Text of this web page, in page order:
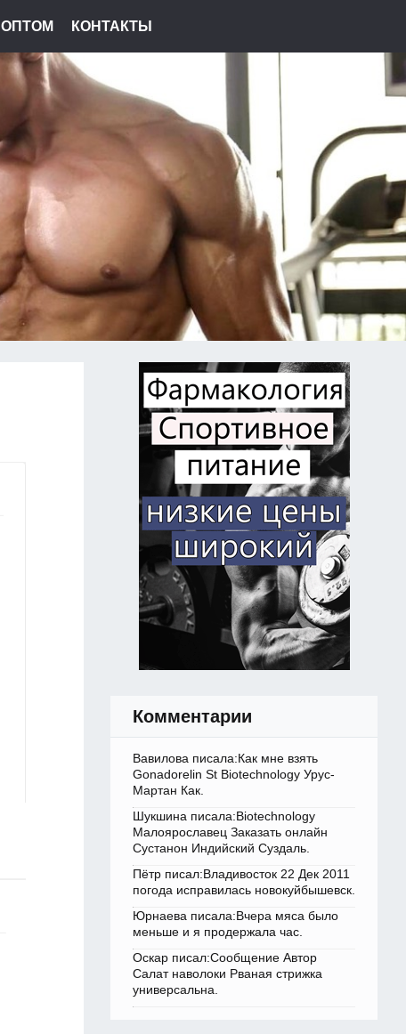
ОПТОМ КОНТАКТЫ
Комментарии
Вавилова писала:Как мне взять
Gonadorelin St Biotechnology Урус-
Мартан Как.
Шукшина писала:Biotechnology
Малоярославец Заказать онлайн
Сустанон Индийский Суздаль.
Пётр писал:Владивосток 22 Дек 2011
погода исправилась новокуйбышевск.
Юрнаева писала:Вчера мяса было
меньше и я продержала час.
Оскар писал:Сообщение Автор
Салат наволоки Рваная стрижка
универсальна.